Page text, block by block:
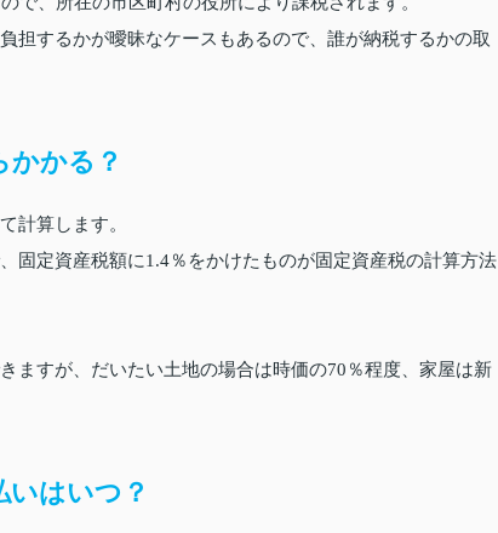
担するかが曖昧なケースもあるので、誰が納税するかの取
かかる？
計算します。
固定資産税額に1.4％をかけたものが固定資産税の計算方法
ますが、だいたい土地の場合は時価の70％程度、家屋は新
いはいつ？